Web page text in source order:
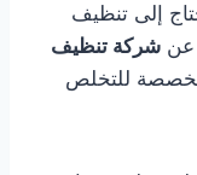
إلى تنظيف
عن شركة تنظيف
للتخلص